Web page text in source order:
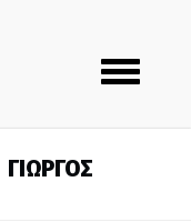
Toggle
navigation
ΓΙΩΡΓΟΣ